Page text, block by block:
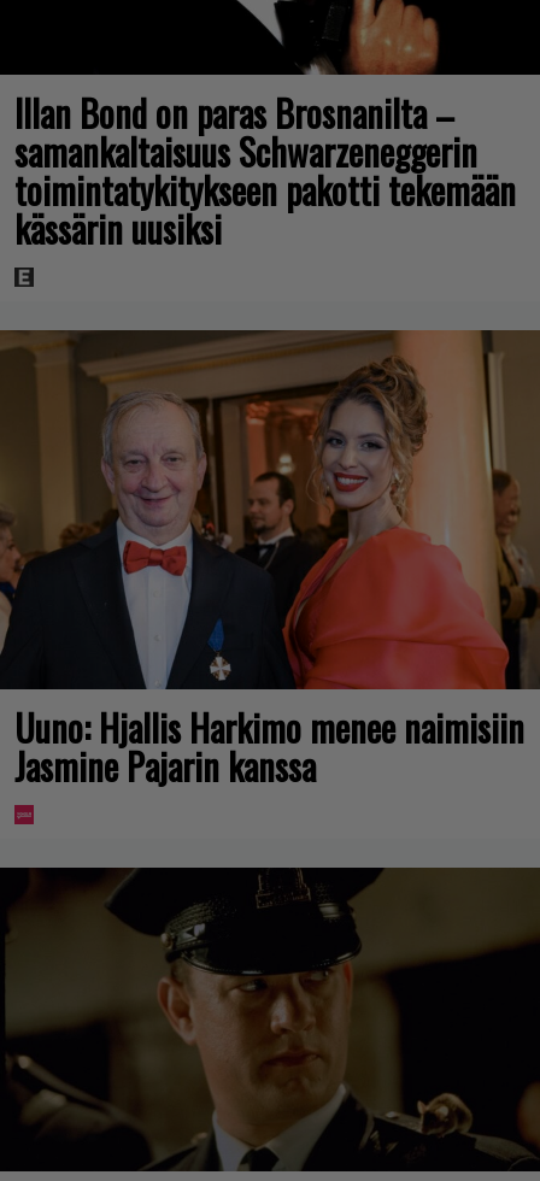
Illan Bond on paras Brosnanilta –
samankaltaisuus Schwarzeneggerin
toimintatykitykseen pakotti tekemään
kässärin uusiksi
Uuno: Hjallis Harkimo menee naimisiin
Jasmine Pajarin kanssa